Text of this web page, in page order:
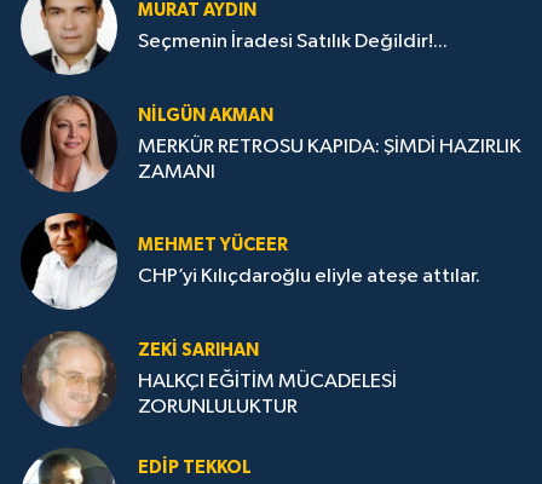
MURAT AYDIN
Seçmenin İradesi Satılık Değildir!...
NILGÜN AKMAN
MERKÜR RETROSU KAPIDA: ŞİMDİ HAZIRLIK
ZAMANI
MEHMET YÜCEER
CHP’yi Kılıçdaroğlu eliyle ateşe attılar.
ZEKI SARIHAN
HALKÇI EĞİTİM MÜCADELESİ
ZORUNLULUKTUR
EDIP TEKKOL